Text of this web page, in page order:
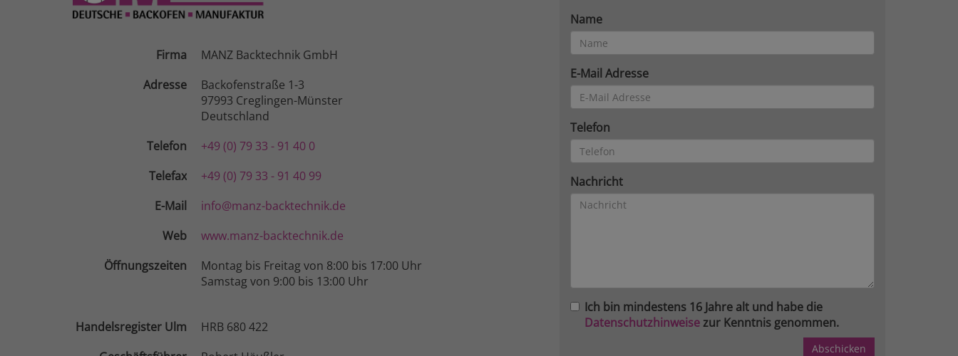
Firma
MANZ Backtechnik GmbH
Adresse
Backofenstraße 1-3
97993 Creglingen-Münster
Deutschland
Telefon
+49 (0) 79 33 - 91 40 0
Telefax
+49 (0) 79 33 - 91 40 99
E-Mail
info@manz-backtechnik.de
Web
www.manz-backtechnik.de
Öffnungszeiten
Montag bis Freitag von 8:00 bis 17:00 Uhr
Samstag von 9:00 bis 13:00 Uhr
Handelsregister Ulm
HRB 680 422
Name
E-Mail Adresse
Telefon
Nachricht
Ich bin mindestens 16 Jahre alt und habe die
Datenschutzhinweisezur Kenntnis genommen.